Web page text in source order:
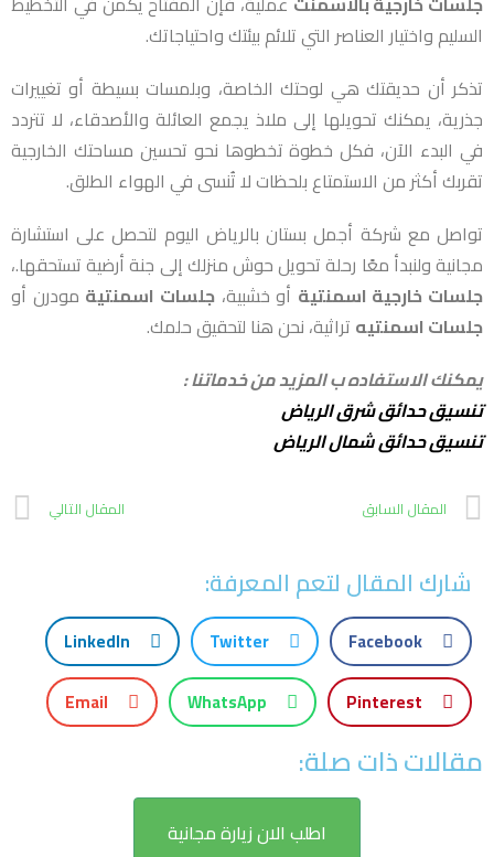
السليم واختيار العناصر التي تلائم بيئتك واحتياجاتك.
تذكر أن حديقتك هي لوحتك الخاصة، وبلمسات بسيطة أو تغييرات
جذرية، يمكنك تحويلها إلى ملاذ يجمع العائلة والأصدقاء، لا تتردد
في البدء الآن، فكل خطوة تخطوها نحو تحسين مساحتك الخارجية
تقربك أكثر من الاستمتاع بلحظات لا تُنسى في الهواء الطلق.
تواصل مع شركة أجمل بستان بالرياض اليوم لتحصل على استشارة
مجانية ولنبدأ معًا رحلة تحويل حوش منزلك إلى جنة أرضية تستحقها.،
جلسات خارجية اسمنتية أو خشبية،جلسات اسمنتية مودرن أو
جلسات اسمنتيه تراثية، نحن هنا لتحقيق حلمك.
يمكنك الاستفاده ب المزيد من خدماتنا :
تنسيق حدائق شرق الرياض
تنسيق حدائق شمال الرياض
المقال السابق المقال التالي
شارك المقال لتعم المعرفة:
Facebook
Twitter
LinkedIn
Pinterest
WhatsApp
Email
مقالات ذات صلة:
اطلب الان زيارة مجانية